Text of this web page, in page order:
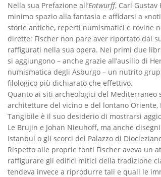
A
T
I
O
N
M
E
N
U
L
E
F
O
N
T
I
D
E
L
Nella sua Prefazione all’Entwurff, Carl
minimo spazio alla fantasia e affidarsi a
storie antiche, reperti numismatici e rovine
dirette: Fischer non pare aver riportato dal
raffigurati nella sua opera. Nei primi due
si aggiungono – anche grazie all’ausilio di
numismatica degli Asburgo – un nutrito
filologico più dichiarato che effettivo.
Quanto ai siti archeologici del
architetture del vicino e del lontano
Tangibile è il suo desiderio di mostrarsi
Le Brujin e Johan Nieuhoff, ma anche
Istanbul o gli scorci del Palazzo di
Rispetto alle proprie fonti Fischer aveva un
raffigurare gli edifici mitici della tradizione
tendeva invece a riprodurre tali e quali le